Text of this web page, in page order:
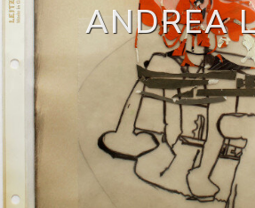
ANDREA